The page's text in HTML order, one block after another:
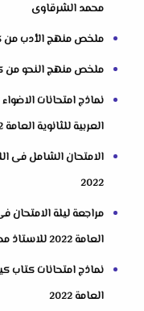
محمد الشرقاوى
ملخص منهج الأدب من
ملخص منهج النحو من كتاب
نماذج امتحانات
العربية للثانوية العامة 2022
الامتحان الشامل فى
2022
مراجعة ليلة الامتحان
العامة 2022 للاستاذ محمد صلاح
نماذج امتحانات كتاب
العامة 2022